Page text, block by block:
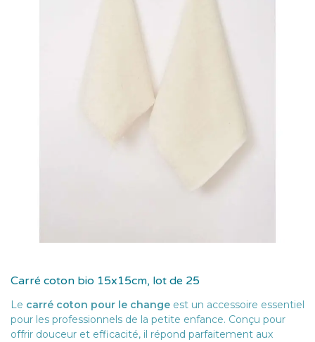
Carré coton bio 15x15cm, lot de 25
Le carré coton pour le change est un accessoire essentiel
pour les professionnels de la petite enfance. Conçu pour
offrir douceur et efficacité, il répond parfaitement aux